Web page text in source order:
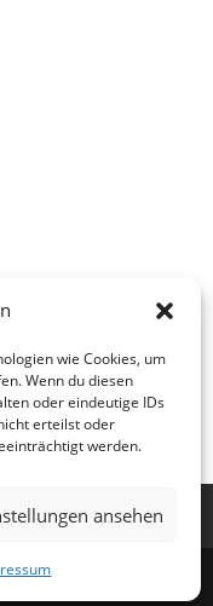
wie Cookies, um
Wenn du diesen
oder eindeutige IDs
erteilst oder
werden.
ansehen